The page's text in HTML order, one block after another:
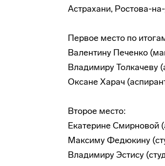
Астрахани, Ростова-
Первое место по
Валентину Печенко
Владимиру Толкачеву
Оксане Харач
Второе место:
Екатерине Смирновой
Максиму Федюкину
Владимиру Эстису